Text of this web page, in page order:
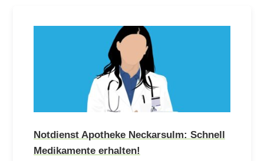
Notdienst Apotheke Neckarsulm: Schnell
Medikamente erhalten!